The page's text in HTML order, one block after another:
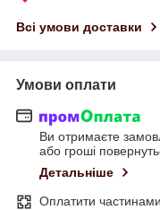
Всі умови доставки
Умови оплати
Ви отримаєте
або гроші
Детальніше
Оплатити частинами